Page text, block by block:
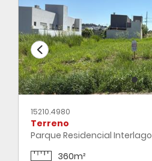
15210.4980
Terreno
Parque Residencial
360m²